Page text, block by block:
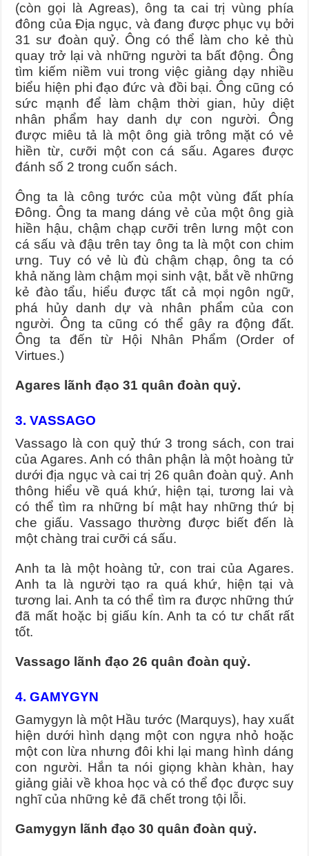
(còn gọi là Agreas), ông ta cai trị vùng phía
đông của Địa ngục, và đang được phục vụ bởi
31 sư đoàn quỷ. Ông có thể làm cho kẻ thù
quay trở lại và những người ta bất động. Ông
tìm kiếm niềm vui trong việc giảng dạy nhiều
biểu hiện phi đạo đức và đồi bại. Ông cũng có
sức mạnh để làm chậm thời gian, hủy diệt
nhân phẩm hay danh dự con người. Ông
được miêu tả là một ông già trông mặt có vẻ
hiền từ, cưỡi một con cá sấu. Agares được
đánh số 2 trong cuốn sách.
Ông ta là công tước của một vùng đất phía
Đông. Ông ta mang dáng vẻ của một ông già
hiền hậu, chậm chạp cưỡi trên lưng một con
cá sấu và đậu trên tay ông ta là một con chim
ưng. Tuy có vẻ lù đù chậm chạp, ông ta có
khả năng làm chậm mọi sinh vật, bắt về những
kẻ đào tẩu, hiểu được tất cả mọi ngôn ngữ,
phá hủy danh dự và nhân phẩm của con
người. Ông ta cũng có thể gây ra động đất.
Ông ta đến từ Hội Nhân Phẩm (Order of
Virtues.)
Agares lãnh đạo 31 quân đoàn quỷ.
3. VASSAGO
Vassago là con quỷ thứ 3 trong sách, con trai
của Agares. Anh có thân phận là một hoàng tử
dưới địa ngục và cai trị 26 quân đoàn quỷ. Anh
thông hiểu về quá khứ, hiện tại, tương lai và
có thể tìm ra những bí mật hay những thứ bị
che giấu. Vassago thường được biết đến là
một chàng trai cưỡi cá sấu.
Anh ta là một hoàng tử, con trai của Agares.
Anh ta là người tạo ra quá khứ, hiện tại và
tương lai. Anh ta có thể tìm ra được những thứ
đã mất hoặc bị giấu kín. Anh ta có tư chất rất
tốt.
Vassago lãnh đạo 26 quân đoàn quỷ.
4. GAMYGYN
Gamygyn là một Hầu tước (Marquys), hay xuất
hiện dưới hình dạng một con ngựa nhỏ hoặc
một con lừa nhưng đôi khi lại mang hình dáng
con người. Hắn ta nói giọng khàn khàn, hay
giảng giải về khoa học và có thể đọc được suy
nghĩ của những kẻ đã chết trong tội lỗi.
Gamygyn lãnh đạo 30 quân đoàn quỷ.